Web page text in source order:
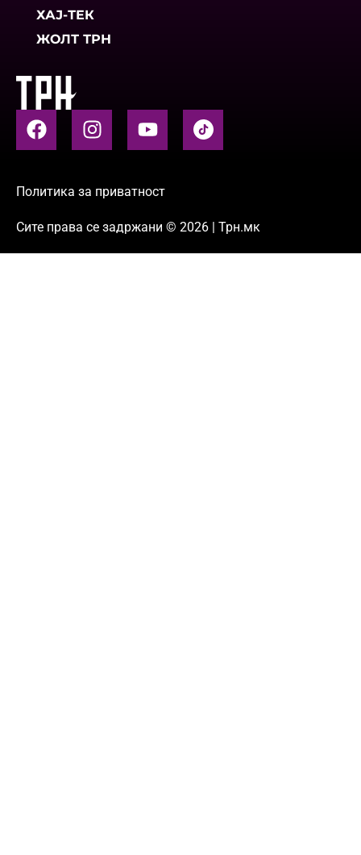
ХАЈ-ТЕК
ЖОЛТ ТРН
Политика за приватност
Сите права се задржани © 2026 | Трн.мк